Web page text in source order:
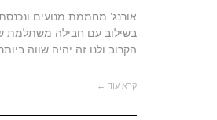
אורנג' מחממת מנועים
בשילוב עם חבילה משתלמת של
הקרוב ולנו זה יהיה שווה
קרא עוד ←